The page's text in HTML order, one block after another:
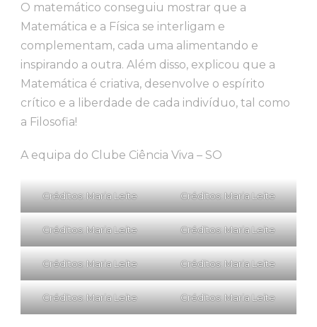
O matemático conseguiu mostrar que a
Matemática e a Física se interligam e
complementam, cada uma alimentando e
inspirando a outra. Além disso, explicou que a
Matemática é criativa, desenvolve o espírito
crítico e a liberdade de cada indivíduo, tal como
a Filosofia!
A equipa do Clube Ciência Viva – SO
Créditos: Maria Leite Créditos: Maria Leite
Créditos: Maria Leite Créditos: Maria Leite
Créditos: Maria Leite Créditos: Maria Leite
Créditos: Maria Leite Créditos: Maria Leite